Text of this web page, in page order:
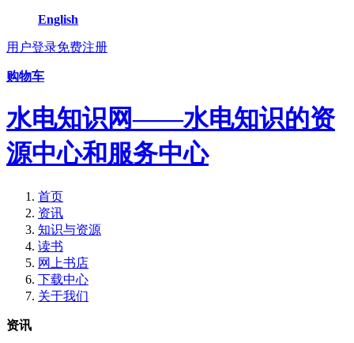
English
用户登录免费注册
购物车
水电知识网——水电知识的资
源中心和服务中心
首页
资讯
知识与资源
读书
网上书店
下载中心
关于我们
资讯